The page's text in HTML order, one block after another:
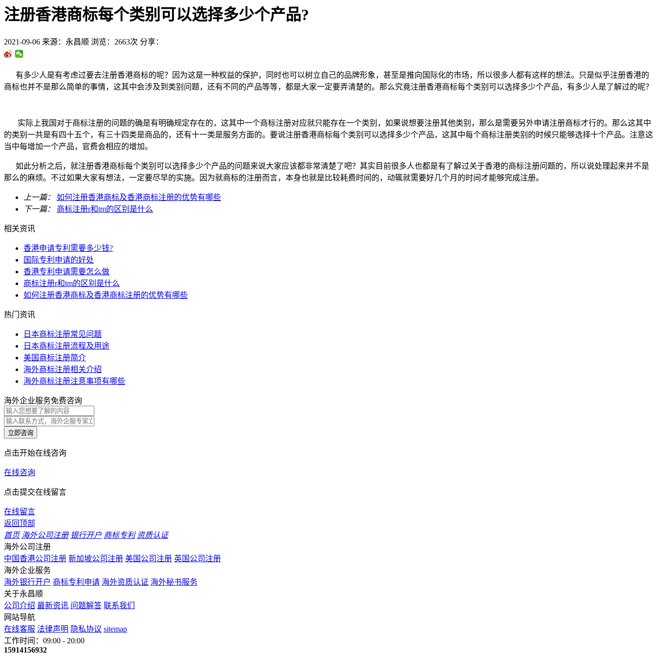
注册香港商标每个类别可以选择多少个产品?
2021-09-06 来源：永昌顺 浏览：2663次 分享：
有多少人是有考虑过要去注册香港商标的呢？因为这是一种权益的保护，同时也可以树立自己的品牌形象，甚至是推向国际化的市场，所以很多人都有这样的想法。只是似乎注册香港的
商标也并不是那么简单的事情，这其中会涉及到类别问题，还有不同的产品等等，都是大家一定要弄清楚的。那么究竟注册香港商标每个类别可以选择多少个产品，有多少人是了解过的呢？
实际上我国对于商标注册的问题的确是有明确规定存在的，这其中一个商标注册对应就只能存在一个类别，如果说想要注册其他类别，那么是需要另外申请注册商标才行的。那么这其中
的类别一共是有四十五个，有三十四类是商品的，还有十一类是服务方面的。要说注册香港商标每个类别可以选择多少个产品，这其中每个商标注册类别的时候只能够选择十个产品。注意这
当中每增加一个产品，官费会相应的增加。
如此分析之后，就注册香港商标每个类别可以选择多少个产品的问题来说大家应该都非常清楚了吧？其实目前很多人也都是有了解过关于香港的商标注册问题的，所以说处理起来并不是
那么的麻烦。不过如果大家有想法，一定要尽早的实施。因为就商标的注册而言，本身也就是比较耗费时间的，动辄就需要好几个月的时间才能够完成注册。
上一篇：
如何注册香港商标及香港商标注册的优势有哪些
下一篇：
商标注册r和tm的区别是什么
相关资讯
香港申请专利需要多少钱?
国际专利申请的好处
香港专利申请需要怎么做
商标注册r和tm的区别是什么
如何注册香港商标及香港商标注册的优势有哪些
热门资讯
日本商标注册常见问题
日本商标注册流程及用途
美国商标注册简介
海外商标注册相关介绍
海外商标注册注意事项有哪些
海外企业服务免费咨询
立即咨询
点击开始在线咨询
在线咨询
点击提交在线留言
在线留言
返回顶部
首页 海外公司注册 银行开户 商标专利 资质认证
海外公司注册
中国香港公司注册 新加坡公司注册 美国公司注册 英国公司注册
海外企业服务
海外银行开户 商标专利申请 海外资质认证 海外秘书服务
关于永昌顺
公司介绍 最新资讯 问题解答 联系我们
网站导航
在线客服 法律声明 隐私协议 sitemap
工作时间：09:00 - 20:00
15914156932